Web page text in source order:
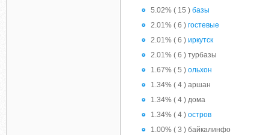
5.02% ( 15 ) базы
2.01% ( 6 ) гостевые
2.01% ( 6 ) иркутск
2.01% ( 6 ) турбазы
1.67% ( 5 ) ольхон
1.34% ( 4 ) аршан
1.34% ( 4 ) дома
1.34% ( 4 ) остров
1.00% ( 3 ) байкалинфо